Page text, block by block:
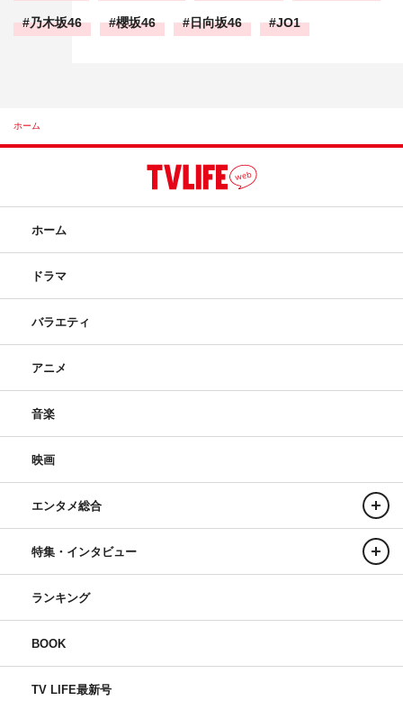
乃木坂46 櫻坂46 日向坂46 JO1
ホーム
ホーム
ドラマ
バラエティ
アニメ
音楽
映画
エンタメ総合
特集・インタビュー
ランキング
BOOK
TV LIFE最新号